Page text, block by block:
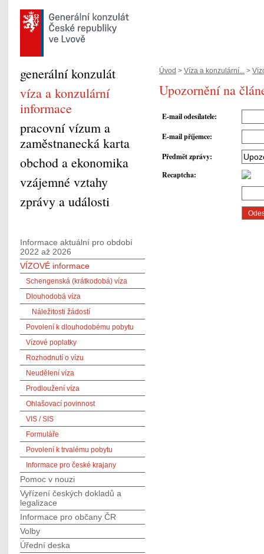
Úvod > Víza a konzulární... >
Upozornění na
E-mail odesílatele:
E-mail příjemce:
Předmět zprávy:
Recaptcha:
generální konzulát
víza a konzulární
informace
pracovní vízum a
zaměstnanecká karta
obchod a ekonomika
vzájemné vztahy
zprávy a události
Informace aktuální pro období
2022 až 2026
VÍZOVÉ informace
Schengenská (krátkodobá) víza
Dlouhodobá víza
Náležitosti žádostí
Povolení k dlouhodobému pobytu
Vízové poplatky
Rozhodnutí o vízu
Neudělení víza
Prodloužení víza
Ohlašovací povinnost
VIS / SIS
Formuláře
Povolení k trvalému pobytu
Informace pro české krajany
Pomoc v nouzi
Vyřízení českých dokladů a
legalizace
Informace pro občany ČR
Volby
Úřední deska